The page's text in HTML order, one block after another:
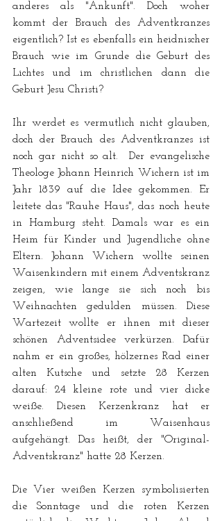
anderes als "Ankunft". Doch woher
kommt der Brauch des Adventkranzes
eigentlich? Ist es ebenfalls ein heidnischer
Brauch wie im Grunde die Geburt des
Lichtes und im christlichen dann die
Geburt Jesu Christi?
Ihr werdet es vermutlich nicht glauben,
doch der Brauch des Adventkranzes ist
noch gar nicht so alt.  Der evangelische
Theologe Johann Heinrich Wichern ist im
Jahr 1839 auf die Idee gekommen. Er
leitete das "Rauhe Haus", das noch heute
in Hamburg steht. Damals war es ein
Heim für Kinder und Jugendliche ohne
Eltern. Johann Wichern wollte seinen
Waisenkindern mit einem Adventskranz
zeigen, wie lange sie sich noch bis
Weihnachten gedulden müssen. Diese
Wartezeit wollte er ihnen mit dieser
schönen Adventsidee verkürzen. Dafür
nahm er ein großes, hölzernes Rad einer
alten Kutsche und setzte 28 Kerzen
darauf: 24 kleine rote und vier dicke
weiße. Diesen Kerzenkranz hat er
anschließend im Waisenhaus
aufgehängt. Das heißt, der "Original-
Adventskranz" hatte 28 Kerzen.
Die Vier weißen Kerzen symbolisierten
die Sonntage und die roten Kerzen